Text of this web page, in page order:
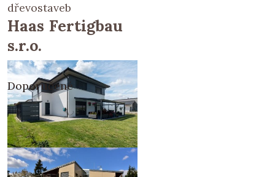
dřevostaveb
Haas Fertigbau
s.r.o.
Doporučené